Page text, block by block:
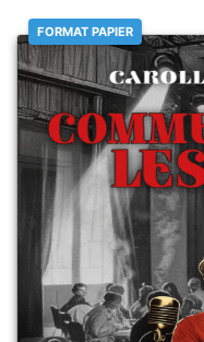
FORMAT PAPIER